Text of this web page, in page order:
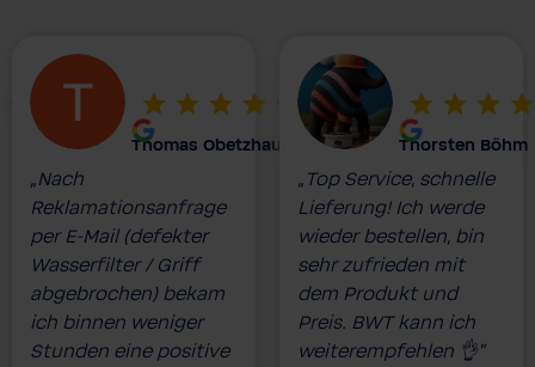
Thomas Obetzhauser
„Nach
Reklamationsanfrage
per E-Mail (defekter
Wasserfilter / Griff
abgebrochen) bekam
ich binnen weniger
Stunden eine positive
Thorsten Böhm
„Top Service, schnelle
Lieferung! Ich werde
wieder bestellen, bin
sehr zufrieden mit
dem Produkt und
Preis. BWT kann ich
weiterempfehlen 👌”